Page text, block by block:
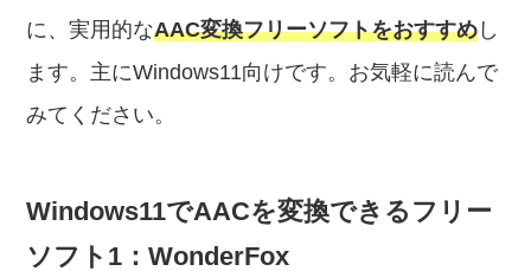
に、実用的なAAC変換フリーソフトをおすすめ し
ます。主にWindows11向けです。お気軽に読んで
みてください。
Windows11でAACを変換できるフリー
ソフト1：WonderFox